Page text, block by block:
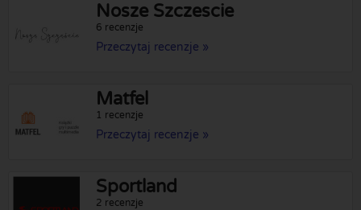
Nosze Szczescie
6 recenzje
Przeczytaj recenzje »
Matfel
1 recenzje
Przeczytaj recenzje »
Sportland
2 recenzje